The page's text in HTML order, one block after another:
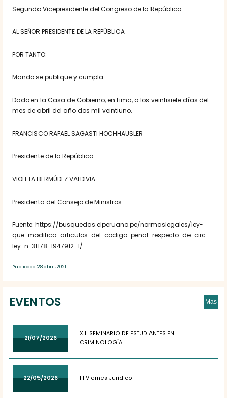
Segundo Vicepresidente del Congreso de la República
AL SEÑOR PRESIDENTE DE LA REPÚBLICA
POR TANTO:
Mando se publique y cumpla.
Dado en la Casa de Gobierno, en Lima, a los veintisiete días del
mes de abril del año dos mil veintiuno.
FRANCISCO RAFAEL SAGASTI HOCHHAUSLER
Presidente de la República
VIOLETA BERMÚDEZ VALDIVIA
Presidenta del Consejo de Ministros
Fuente: https://busquedas.elperuano.pe/normaslegales/ley-
que-modifica-articulos-del-codigo-penal-respecto-de-circ-
ley-n-31178-1947912-1/
Publicado: 28 abril, 2021
EVENTOS Mas
21/07/2026
XIII SEMINARIO DE ESTUDIANTES EN
CRIMINOLOGÍA
22/05/2026 III Viernes Jurídico